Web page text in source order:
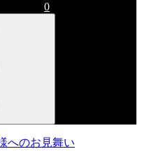
0
へのお見舞い